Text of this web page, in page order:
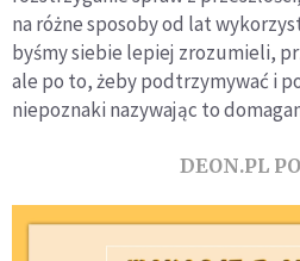
na różne sposoby od lat
byśmy siebie lepiej zrozumieli,
ale po to, żeby podtrzymywać i
niepoznaki nazywając to
DEON.PL